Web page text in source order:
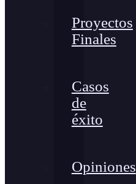
Proyectos
Finales
Casos
de
éxito
Opiniones